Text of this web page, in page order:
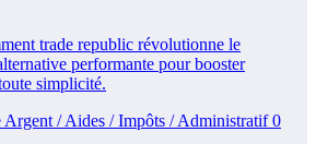
Argent / Aides / Impôts / Administratif0